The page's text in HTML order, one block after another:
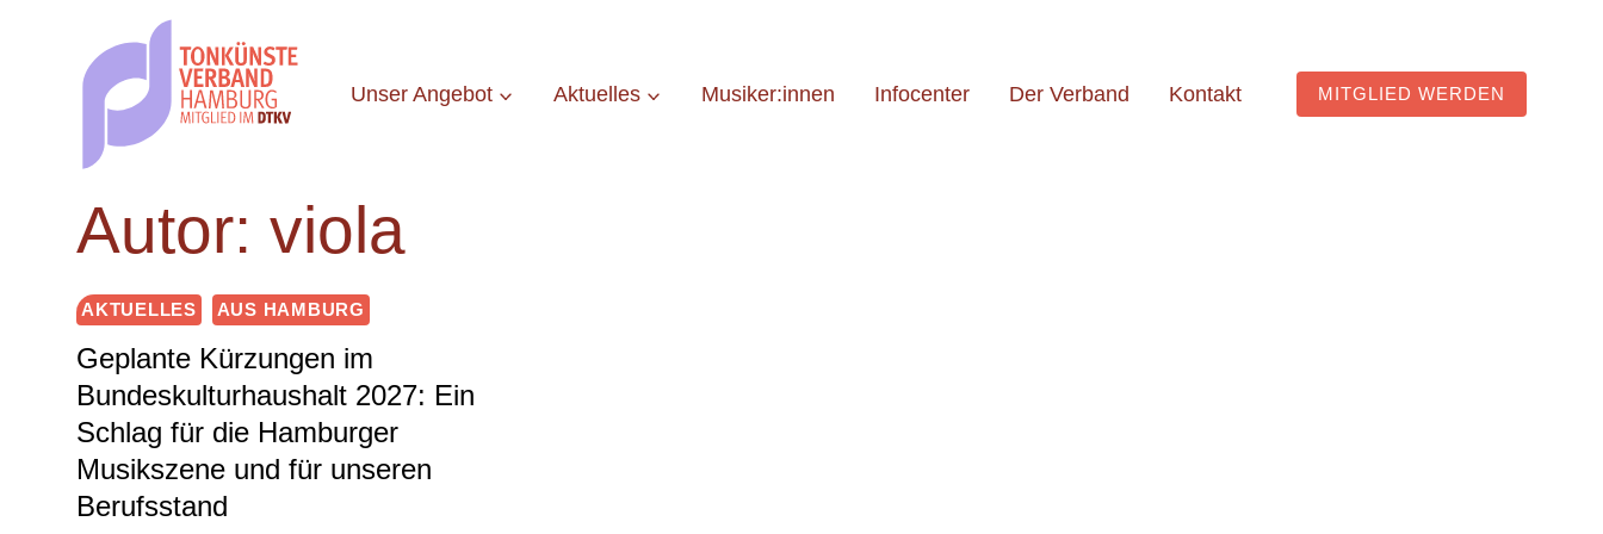
Unser Angebot Aktuelles Musiker:innen Infocenter Der Verband Kontakt MITGLIED WERDEN
Autor: viola
AKTUELLES AUS HAMBURG
Geplante Kürzungen im
Bundeskulturhaushalt 2027: Ein
Schlag für die Hamburger
Musikszene und für unseren
Berufsstand